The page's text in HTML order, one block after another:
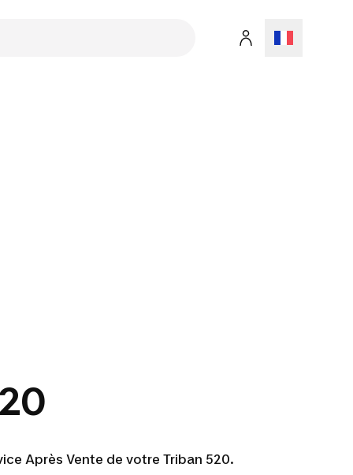
Après Vente de votre Triban 520.